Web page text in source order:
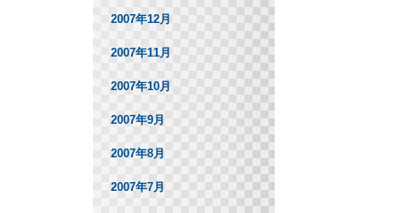
2007年12月
2007年11月
2007年10月
2007年9月
2007年8月
2007年7月